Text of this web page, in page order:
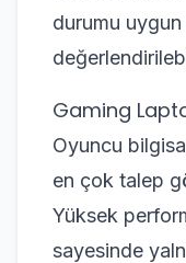
durumu
Gaming
Oyuncu
en çok talep
Yüksek
sayesinde